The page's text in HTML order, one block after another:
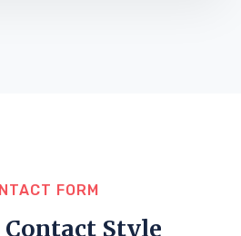
FORM
Style